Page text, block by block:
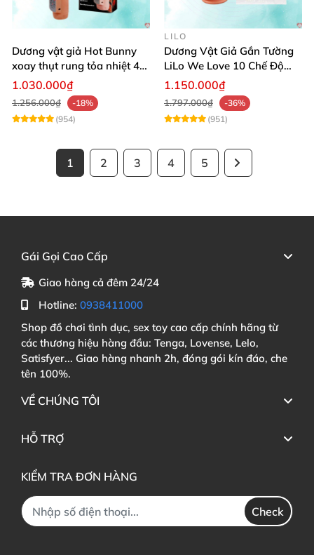
Dương vật giả Hot Bunny
xoay thụt rung tỏa nhiệt 48
độ
1.030.000₫
1.256.000₫
-18%
(954)
LILO
Dương Vật Giả Gắn Tường
LiLo We Love 10 Chế Độ
Rung Nhiệt
1.150.000₫
1.797.000₫
-36%
(951)
1 2 3 4 5
Gái Gọi Cao Cấp
Giao hàng cả đêm 24/24
Hotline: 0938411000
Shop đồ chơi tình dục, sex toy cao cấp chính hãng từ
các thương hiệu hàng đầu: Tenga, Lovense, Lelo,
Satisfyer... Giao hàng nhanh 2h, đóng gói kín đáo, che
tên 100%.
VỀ CHÚNG TÔI
HỖ TRỢ
KIỂM TRA ĐƠN HÀNG
Check